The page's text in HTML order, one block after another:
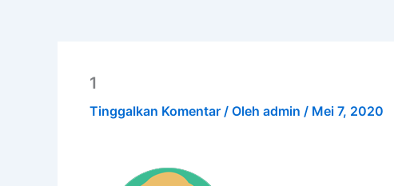
1
Tinggalkan Komentar / Oleh admin / Mei 7, 2020